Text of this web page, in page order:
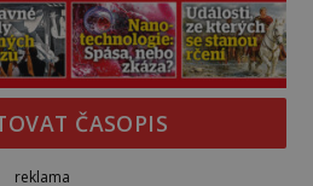
ČASOPIS
reklama